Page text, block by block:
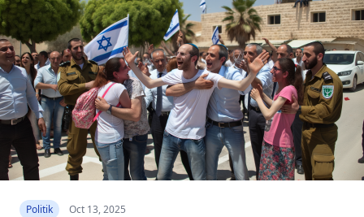
Politik Oct 13, 2025